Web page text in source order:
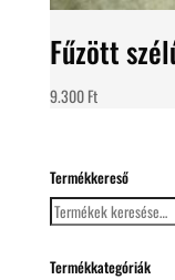
Fűzött
9.300Ft
Termékkereső
Keresés
a
Termékkategóriák